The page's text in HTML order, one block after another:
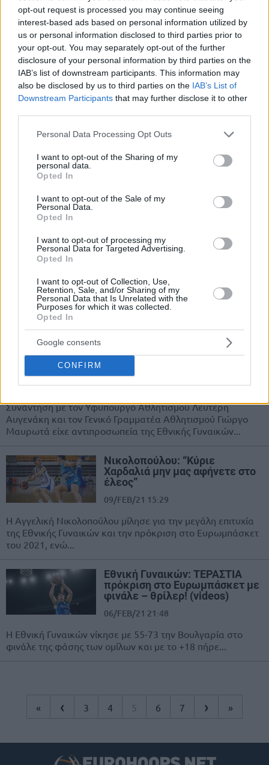
opt-out request is processed you may continue seeing
interest-based ads based on personal information utilized by
us or personal information disclosed to third parties prior to
your opt-out. You may separately opt-out of the further
disclosure of your personal information by third parties on the
IAB’s list of downstream participants. This information may
also be disclosed by us to third parties on the IAB’s List of
Downstream Participants that may further disclose it to other
Please note that this website/app uses one or more Google
not limited to your visit or usage behaviour. You may click to
grant or deny consent to Google and its third-party tags to
use your data for below specified purposes in below Google
consent section.
Personal Data Processing Opt Outs
I want to opt-out of the Sharing of my
personal data.
Opted In
I want to opt-out of the Sale of my
Personal Data.
Opted In
I want to opt-out of processing my
Personal Data for Targeted Advertising.
Opted In
I want to opt-out of Collection, Use,
Retention, Sale, and/or Sharing of my
Personal Data that Is Unrelated with the
Purposes for which it was collected.
Opted In
Google consents
CONFIRM
Εθνική Γυναικών: Ηττήθηκε
από την Ιταλία και
αποχαιρέτησε το Ευρωμπάσκετ
20/JUN/21 20:05
Η Εθνική Γυναικών σε περίπτωση νίκης είχε ελπίδες
πρόκρισης στην επόμενη φάση, όμως δεν τα κατάφερε
απέναντι στην Ιταλία...
Εθνική Γυναικών: Πρεμιέρα στο
Ευρωμπάσκετ με ήττα
17/JUN/21 17:05
από το Μαυροβούνιο.
Ιταλία και Μαυροβούνιο στον
όμιλο του Ευρωμπάσκετ (photo)
Η Εθνική Γυναικών θα αγωνιστεί στον δεύτερο όμιλο του
Ευρωμπάσκετ 2021, όπου θα αντιμετωπίσει τις Σερβία,
Ιταλία και Μαυροβούνιο.
Εθνική Γυναικών: Συνάντηση με
Αυγενάκη – Μαυρωτά για την
15/FEB/21 20:18
Συνάντηση με τον Υφυπουργό Αθλητισμού Λευτέρη
Αυγενάκη και τον Γενικό Γραμματέα Αθλητισμού Γιώργο
Μαυρωτά είχε αντιπροσωπεία της Εθνικής Γυναικών...
Νικολοπούλου: “Κύριε
Χαρδαλιά μην μας αφήνετε στο
έλεος”
09/FEB/21 15:29
Η Αγγελική Νικολοπούλου μίλησε για την μεγάλη επιτυχία
της Εθνικής Γυναικών και την πρόκριση στο Ευρωμπάσκετ
του 2021, ενώ...
Εθνική Γυναικών: ΤΕΡΑΣΤΙΑ
πρόκριση στο Ευρωμπάσκετ με
φινάλε – θρίλερ! (videos)
06/FEB/21 21:48
Η Εθνική Γυναικών νίκησε με 55-73 την Βουλγαρία στο
φινάλε της φάσης των ομίλων και με το +18 πήρε...
« ‹ 3 4 5 6 7 › »